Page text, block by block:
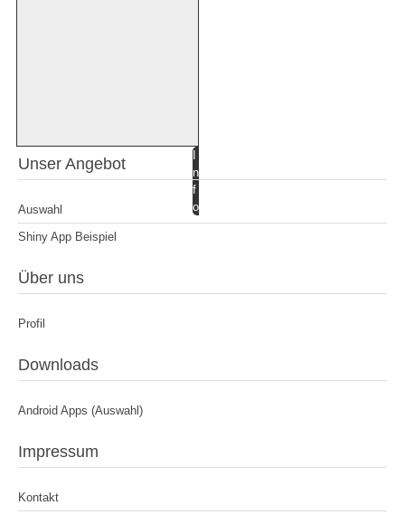
n
f
o
Unser Angebot
Auswahl
Shiny App Beispiel
Über uns
Profil
Downloads
Android Apps (Auswahl)
Impressum
Kontakt